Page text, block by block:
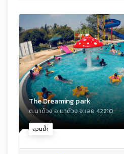
สวนน้ำ
The Dreaming park
ต.นาด้วง อ.นาด้วง จ.เลย 42210